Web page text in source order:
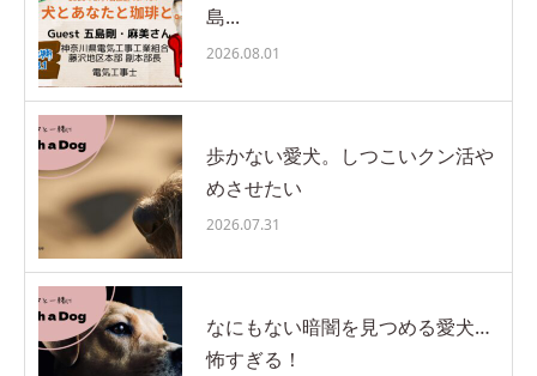
島...
2026.08.01
歩かない愛犬。しつこいクン活や
めさせたい
2026.07.31
なにもない暗闇を見つめる愛犬…
怖すぎる！